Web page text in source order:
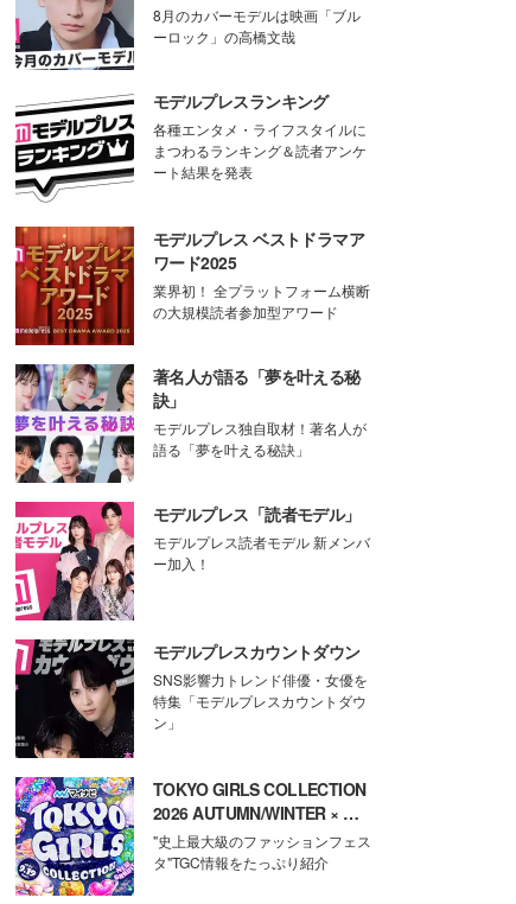
8月のカバーモデルは映画「ブル
ーロック」の高橋文哉
モデルプレスランキング
各種エンタメ・ライフスタイルに
まつわるランキング＆読者アンケ
ート結果を発表
モデルプレス ベストドラマア
ワード2025
業界初！ 全プラットフォーム横断
の大規模読者参加型アワード
著名人が語る「夢を叶える秘
訣」
モデルプレス独自取材！著名人が
語る「夢を叶える秘訣」
モデルプレス「読者モデル」
モデルプレス読者モデル 新メンバ
ー加入！
モデルプレスカウントダウン
SNS影響力トレンド俳優・女優を
特集「モデルプレスカウントダウ
ン」
TOKYO GIRLS COLLECTION
2026 AUTUMN/WINTER × モ
デルプレス
"史上最大級のファッションフェス
タ"TGC情報をたっぷり紹介